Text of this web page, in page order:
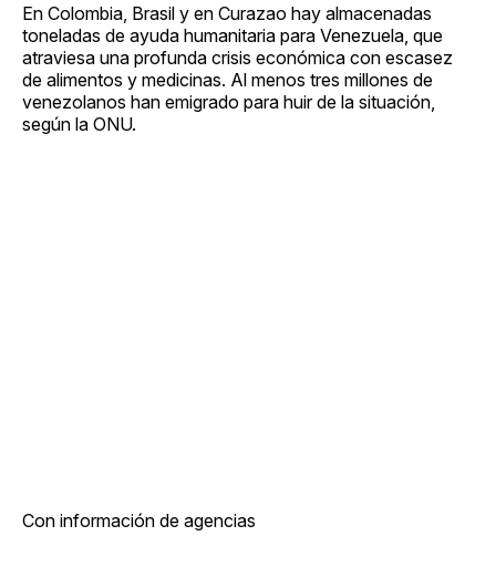
En Colombia, Brasil y en Curazao hay almacenadas
toneladas de ayuda humanitaria para Venezuela, que
atraviesa una profunda crisis económica con escasez
de alimentos y medicinas. Al menos tres millones de
venezolanos han emigrado para huir de la situación,
según la ONU.
Con información de agencias